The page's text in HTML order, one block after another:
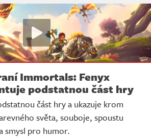
Immortals: Fenyx
podstatnou část hry
část hry a ukazuje krom
světa, souboje, spoustu
smysl pro humor.